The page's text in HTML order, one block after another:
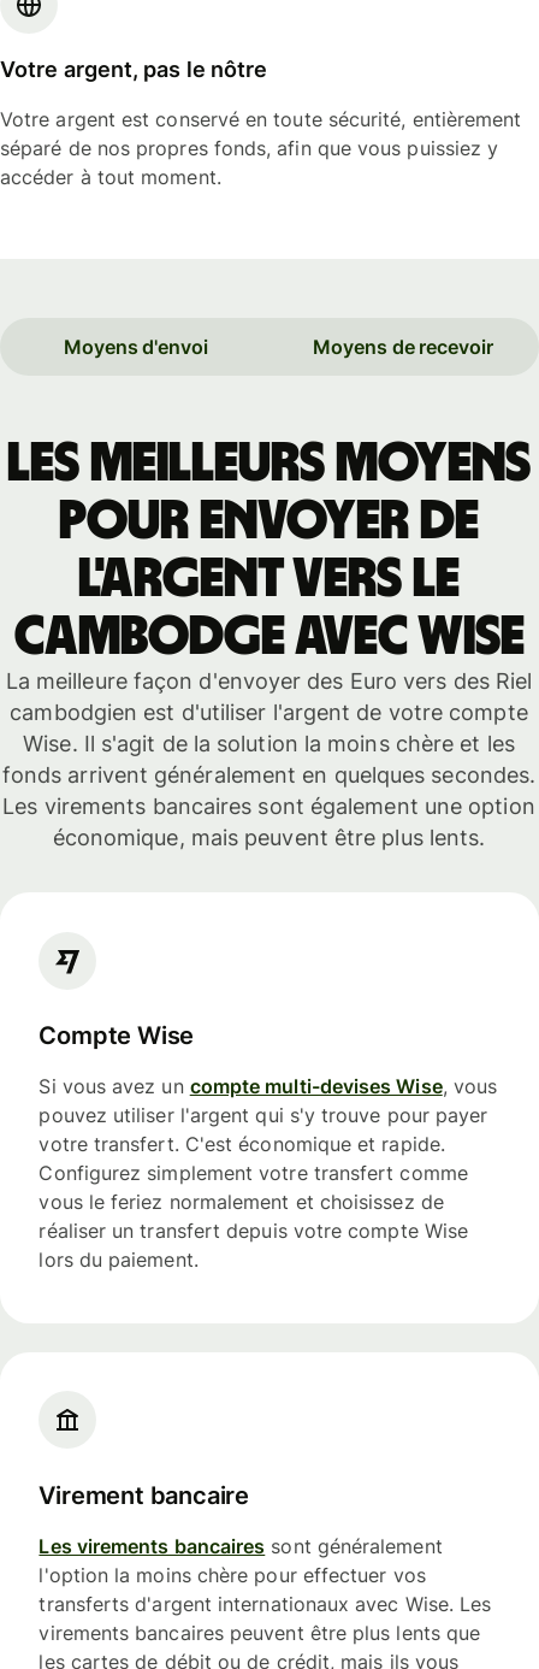
Votre argent, pas le nôtre
Votre argent est conservé en toute sécurité, entièrement
séparé de nos propres fonds, afin que vous puissiez y
accéder à tout moment.
Moyens d'envoi Moyens de recevoir
Les meilleurs moyens
pour envoyer de
l'argent vers le
Cambodge avec Wise
La meilleure façon d'envoyer des Euro vers des Riel
cambodgien est d'utiliser l'argent de votre compte
Wise. Il s'agit de la solution la moins chère et les
fonds arrivent généralement en quelques secondes.
Les virements bancaires sont également une option
économique, mais peuvent être plus lents.
Compte Wise
Si vous avez un compte multi-devises Wise, vous
pouvez utiliser l'argent qui s'y trouve pour payer
votre transfert. C'est économique et rapide.
Configurez simplement votre transfert comme
vous le feriez normalement et choisissez de
réaliser un transfert depuis votre compte Wise
lors du paiement.
Virement bancaire
Les virements bancaires sont généralement
l'option la moins chère pour effectuer vos
transferts d'argent internationaux avec Wise. Les
virements bancaires peuvent être plus lents que
les cartes de débit ou de crédit, mais ils vous